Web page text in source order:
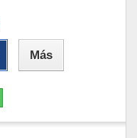
Más